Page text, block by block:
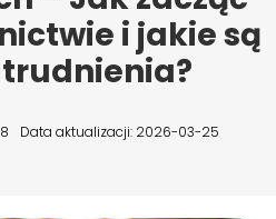
i jakie są
Data aktualizacji: 2026-03-25